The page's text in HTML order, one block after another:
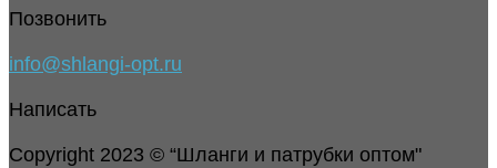
Позвонить
info@shlangi-opt.ru
Написать
Copyright 2023 © “Шланги и патрубки оптом"